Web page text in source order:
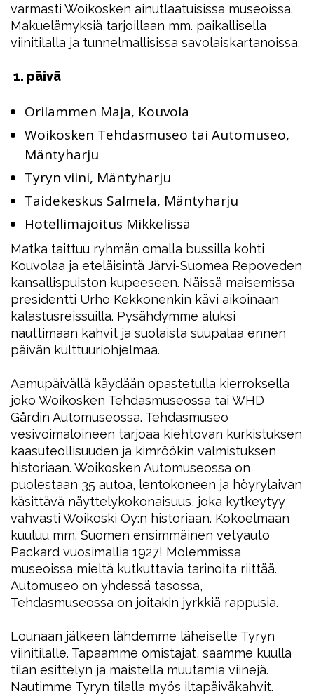
varmasti Woikosken ainutlaatuisissa museoissa.
Makuelämyksiä tarjoillaan mm. paikallisella
viinitilalla ja tunnelmallisissa savolaiskartanoissa.
1. päivä
Orilammen Maja, Kouvola
Woikosken Tehdasmuseo tai Automuseo,
Mäntyharju
Tyryn viini, Mäntyharju
Taidekeskus Salmela, Mäntyharju
Hotellimajoitus Mikkelissä
Matka taittuu ryhmän omalla bussilla kohti
Kouvolaa ja eteläisintä Järvi-Suomea Repoveden
kansallispuiston kupeeseen. Näissä maisemissa
presidentti Urho Kekkonenkin kävi aikoinaan
kalastusreissuilla. Pysähdymme aluksi
nauttimaan kahvit ja suolaista suupalaa ennen
päivän kulttuuriohjelmaa.
Aamupäivällä käydään opastetulla kierroksella
joko Woikosken Tehdasmuseossa tai WHD
Gårdin Automuseossa. Tehdasmuseo
vesivoimaloineen tarjoaa kiehtovan kurkistuksen
kaasuteollisuuden ja kimröökin valmistuksen
historiaan. Woikosken Automuseossa on
puolestaan 35 autoa, lentokoneen ja höyrylaivan
käsittävä näyttelykokonaisuus, joka kytkeytyy
vahvasti Woikoski Oy:n historiaan. Kokoelmaan
kuuluu mm. Suomen ensimmäinen vetyauto
Packard vuosimallia 1927! Molemmissa
museoissa mieltä kutkuttavia tarinoita riittää.
Automuseo on yhdessä tasossa,
Tehdasmuseossa on joitakin jyrkkiä rappusia.
Lounaan jälkeen lähdemme läheiselle Tyryn
viinitilalle. Tapaamme omistajat, saamme kuulla
tilan esittelyn ja maistella muutamia viinejä.
Nautimme Tyryn tilalla myös iltapäiväkahvit.